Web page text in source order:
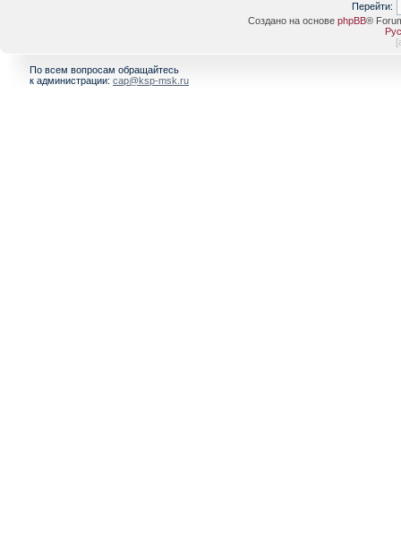
Перейти:
Создано на основе phpBB®
[
По всем вопросам обращайтесь
к администрации: cap@ksp-msk.ru